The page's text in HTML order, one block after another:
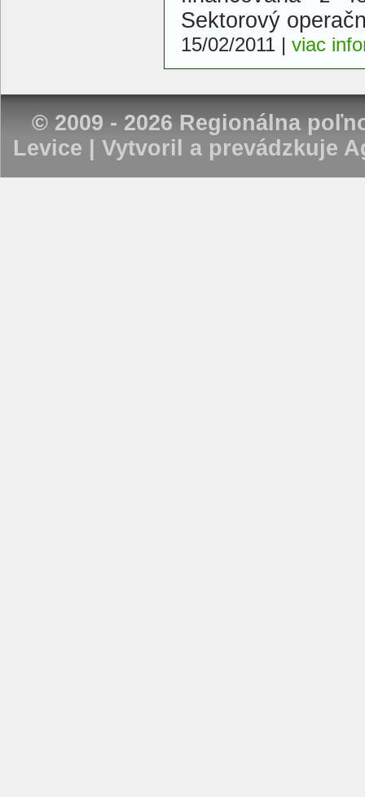
Sektorový
15/02/2011 | viac
© 2009 - 2026 Regionálna
Levice | Vytvoril a prevádzkuje